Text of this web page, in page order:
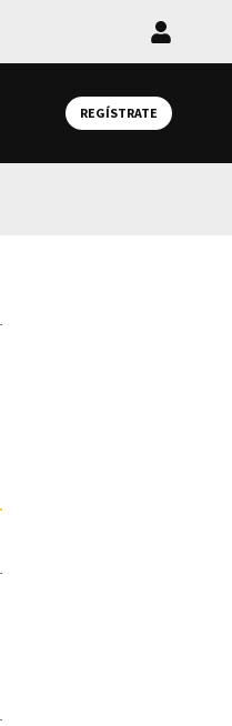
Iniciar
REGÍSTRATE